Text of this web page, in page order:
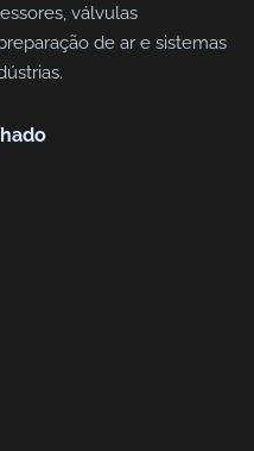
válvulas
de ar e sistemas